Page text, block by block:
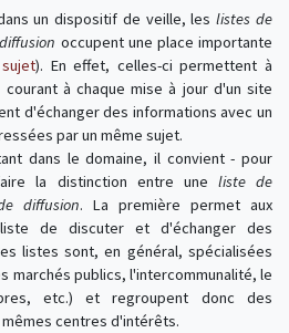
un dispositif de veille, leslistes de
occupent une place importante
). En effet, celles-ci permettent à
à chaque mise à jour d'un site
d'échanger des informations avec un
par un même sujet.
dans le domaine, il convient - pour
la distinction entre une liste de
diffusion. La première permet aux
de discuter et d'échanger des
listes sont, en général, spécialisées
marchés publics, l'intercommunalité, le
etc.) et regroupent donc des
centres d'intérêts.